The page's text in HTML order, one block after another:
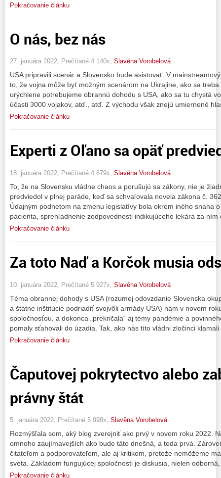
Pokračovanie článku
O nás, bez nás
27. januára 2022, Prečítané 4 140x, Slavěna Vorobelová
USA pripravili scenár a Slovensko bude asistovať. V
to, že vojna môže byť možným scenárom na Ukrajine, ako sa
urýchlene potrebujeme obrannú dohodu s USA, ako sa tu chystá
účasti 3000 vojakov, atď., atď. Z východu však znejú umiernené
Pokračovanie článku
Experti z Oľano sa opäť
18. januára 2022, Prečítané 4 679x, Slavěna Vorobelová
To, že na Slovensku vládne chaos a porušujú sa zákony, nie je
predviedol v plnej paráde, keď sa schvaľovala novela zákona č.
Údajným podnetom na zmenu legislatívy bola okrem iného snaha
pacienta, sprehľadnenie zodpovednosti indikujúceho lekára za
Pokračovanie článku
Za toto Naď a Korčok musia
10. januára 2022, Prečítané 5 927x, Slavěna Vorobelová
Téma obrannej dohody s USA (rozumej odovzdanie Slovenska
a štátne inštitúcie podriadiť svojvôli armády USA) nám v novom
spoločnosťou, a dokonca „prekričala“ aj témy pandémie a
pomaly sťahovali do úzadia. Tak, ako nás títo vládni zločinci
Pokračovanie článku
Čaputovej pokrytectvo alebo
právny štát
5. januára 2022, Prečítané 5 998x, Slavěna Vorobelová
Rozmýšľala som, aký blog zverejniť ako prvý v novom roku 2022.
omnoho zaujímavejších ako bude táto dnešná, a teda prvá.
čitateľom a podporovateľom, ale aj kritikom, pretože nemôžeme
sveta. Základom fungujúcej spoločnosti je diskusia, nielen
Pokračovanie článku